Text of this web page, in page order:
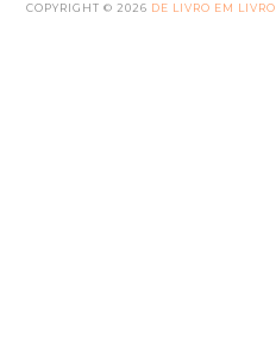
COPYRIGHT © 2026 DE LIVRO EM LIVRO